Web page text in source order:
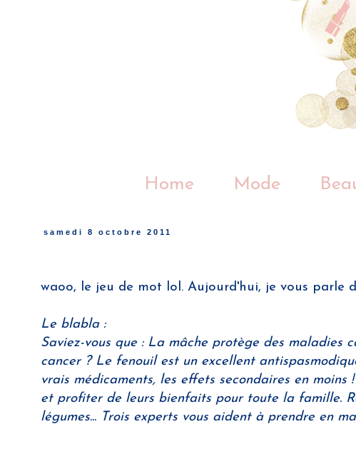
Home Mode
samedi 8 octobre 2011
waoo, le jeu de mot lol. Aujourd'hui, je vous parle
Le blabla :
Saviez-vous que : La mâche protège des maladies
cancer ? Le fenouil est un excellent
vrais médicaments, les effets secondaires en
et profiter de leurs bienfaits pour toute la famille.
légumes... Trois experts vous aident à prendre en